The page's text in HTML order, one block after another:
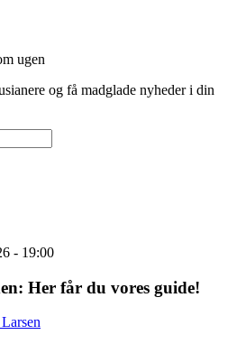
ugen
og få madglade nyheder i din
- 19:00
Her får du vores guide!